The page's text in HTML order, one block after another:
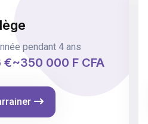
pendant 4 ans
€~350 000 F CFA